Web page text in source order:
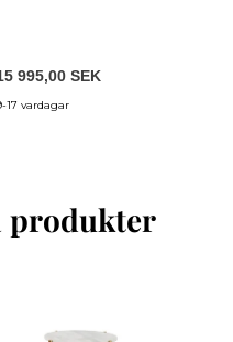
995,00 SEK
17 vardagar
produkter